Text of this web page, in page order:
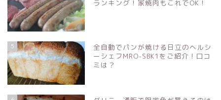
ランキング！家焼肉もこれでOK！
5
全自動でパンが焼ける日立のへルシ
ーシェフMRO-SBK1をご紹介！口コ
ミは？